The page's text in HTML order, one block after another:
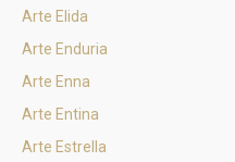
Arte Elida
Arte Enduria
Arte Enna
Arte Entina
Arte Estrella